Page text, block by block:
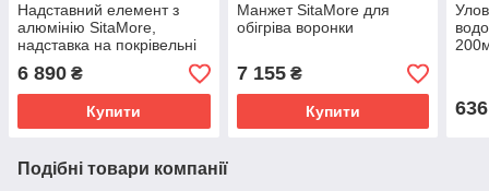
Надставний елемент з
алюмінію SitaMore,
надставка на покрівельні
лійки 156х156
6 890 ₴
Купити
Манжет SitaMore для
обігріва воронки
7 155₴
Купити 636
Подібні товари компанії